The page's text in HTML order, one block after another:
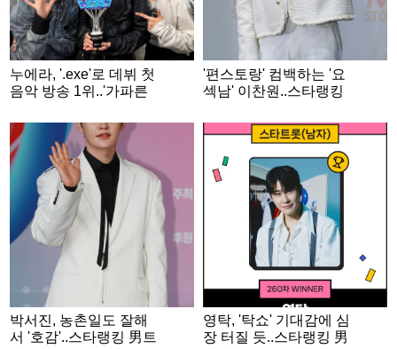
누에라, '.exe'로 데뷔 첫
음악 방송 1위..'가파른
'편스토랑' 컴백하는 '요
섹남' 이찬원..스타랭킹
박서진, 농촌일도 잘해
서 '호감'..스타랭킹 男트
영탁, '탁쇼' 기대감에 심
장 터질 듯..스타랭킹 男